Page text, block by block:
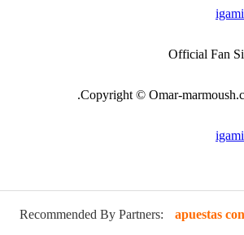
Official Fan
Copyright © Omar-
Recommended By Partners: apuestas